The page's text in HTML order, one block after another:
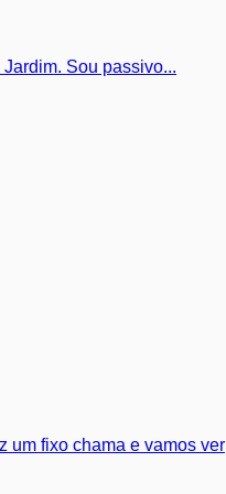
Sou passivo...
um fixo chama e vamos ver